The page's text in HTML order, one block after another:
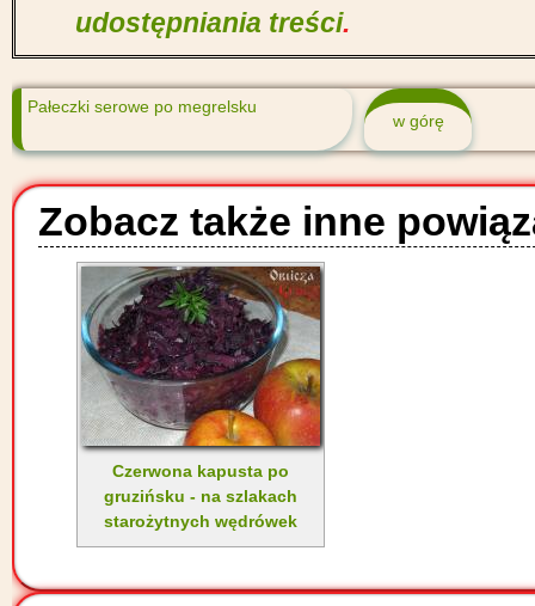
udostępniania treści.
Pałeczki serowe po megrelsku
w górę
Zobacz także inne
Czerwona kapusta po
gruzińsku - na szlakach
starożytnych wędrówek